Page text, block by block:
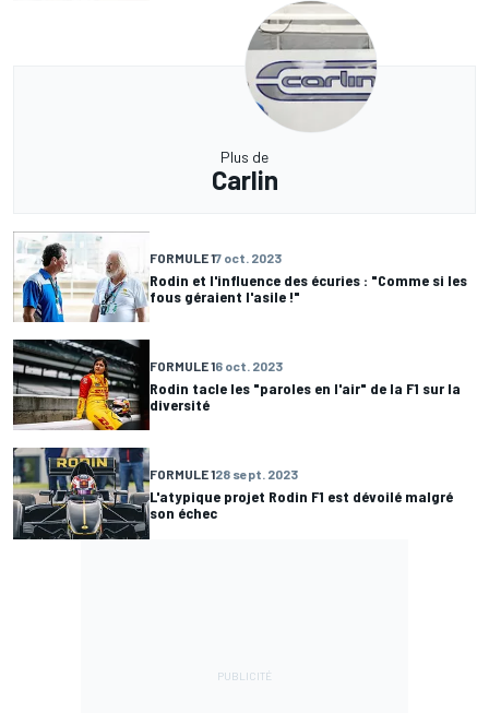
Plus de
Carlin
FORMULE 17 oct. 2023
Rodin et l'influence des écuries : "Comme si les
fous géraient l'asile !"
FORMULE 16 oct. 2023
Rodin tacle les "paroles en l'air" de la F1 sur la
diversité
FORMULE 128 sept. 2023
L'atypique projet Rodin F1 est dévoilé malgré
son échec